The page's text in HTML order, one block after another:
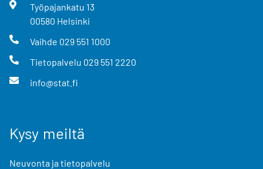
Työpajankatu 13
00580 Helsinki
Vaihde 029 551 1000
Tietopalvelu 029 551 2220
info@stat.fi
Kysy meiltä
Neuvonta ja tietopalvelu